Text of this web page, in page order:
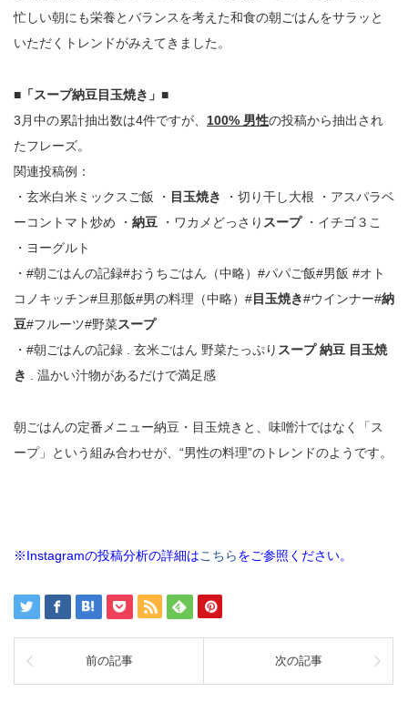
忙しい朝にも栄養とバランスを考えた和食の朝ごはんをサラッと
いただくトレンドがみえてきました。
■「スープ納豆目玉焼き」■
3月中の累計抽出数は4件ですが、 100% 男性の投稿から抽出され
たフレーズ。
関連投稿例：
・玄米白米ミックスご飯 ・ 目玉焼き
・切り干し大根 ・アスパラベ
ーコントマト炒め ・ 納豆 ・ワカメどっさり スープ・イチゴ３こ
・ヨーグルト
・#朝ごはんの記録#おうちごはん（中略）#パパご飯#男飯 #オト
コノキッチン#旦那飯#男の料理（中略）#目玉焼き#ウインナー#納
豆#フルーツ#野菜スープ
・#朝ごはんの記録 . 玄米ごはん 野菜たっぷり スープ 納豆 目玉焼
き
. 温かい汁物があるだけで満足感
朝ごはんの定番メニュー納豆・目玉焼きと、味噌汁ではなく「ス
ープ」という組み合わせが、“男性の料理”のトレンドのようです。
※Instagramの投稿分析の詳細はこちらをご参照ください。
前の記事 次の記事